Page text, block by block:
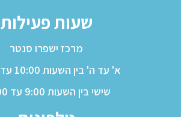
שעות פעילות
מרכז ישפרו סנטר
א' עד ה' בין השעות 10:00 עד 19:00
שישי בין השעות 9:00 עד 13:00